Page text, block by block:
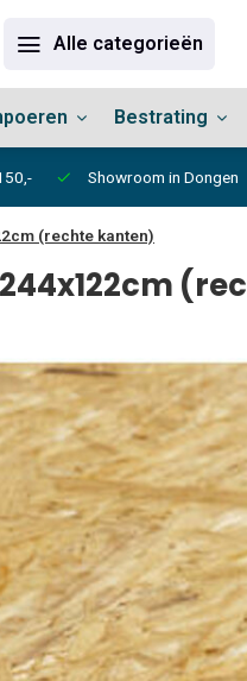
Alle categorieën
Bestrating
Showroom in Dongen
(rechte kanten)
244x122cm